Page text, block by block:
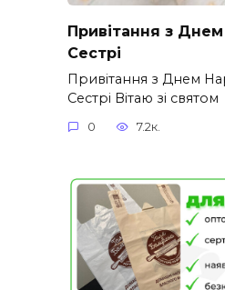
Привітання з
Сестрі
Привітання з Днем
Сестрі Вітаю зі святом
0 7.2к.